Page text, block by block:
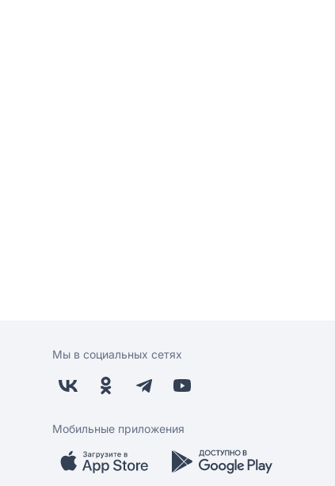
Мы в социальных сетях
Мобильные приложения